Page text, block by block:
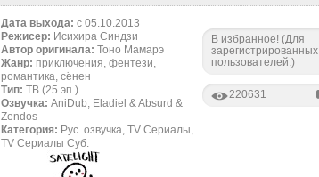
Дата выхода: c 05.10.2013
Режисер: Исихира Синдзи
Автор оригинала: Тоно Мамарэ
Жанр: приключения, фентези,
романтика, сёнен
Тип: ТВ (25 эп.)
Озвучка: AniDub, Eladiel & Absurd &
Zendos
Категория: Рус. озвучка, TV Сериалы,
TV Сериалы Суб.
В избранное! (Для
зарегистрированных
пользователей.)
220631